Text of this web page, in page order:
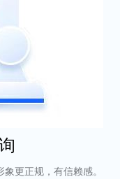
更正规，有信赖感。